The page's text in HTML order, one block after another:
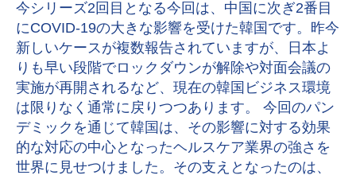
今シリーズ2回目となる今回は、中国に次ぎ2番目
にCOVID-19の大きな影響を受けた韓国です。昨今
新しいケースが複数報告されていますが、日本よ
りも早い段階でロックダウンが解除や対面会議の
実施が再開されるなど、現在の韓国ビジネス環境
は限りなく通常に戻りつつあります。 今回のパン
デミックを通じて韓国は、その影響に対する効果
的な対応の中心となったヘルスケア業界の強さを
世界に見せつけました。その支えとなったのは、